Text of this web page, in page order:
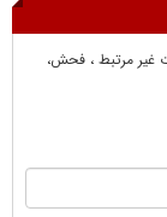
غير مرتبط ، فحش،